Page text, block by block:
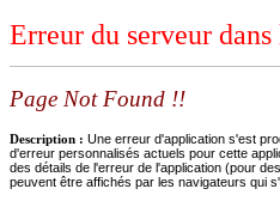
Erreur du serveur
Page Not Found !!
Description : Une erreur d'application s'est
d'erreur personnalisés actuels pour cette
des détails de l'erreur de l'application (pour
peuvent être affichés par les navigateurs qui